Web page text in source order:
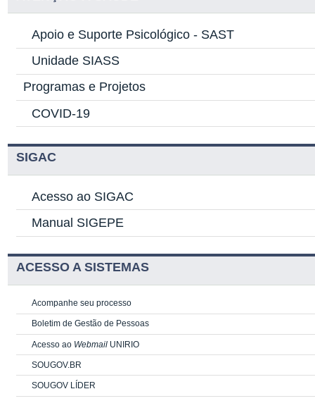
Apoio e Suporte Psicológico - SAST
Unidade SIASS
Programas e Projetos
COVID-19
SIGAC
Acesso ao SIGAC
Manual SIGEPE
ACESSO A SISTEMAS
Acompanhe seu processo
Boletim de Gestão de Pessoas
Acesso ao Webmail UNIRIO
SOUGOV.BR
SOUGOV LÍDER